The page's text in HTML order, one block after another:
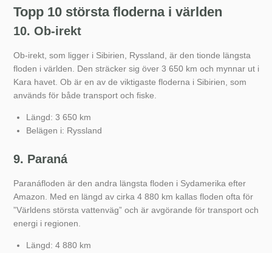
Topp 10 största floderna i världen
10. Ob-irekt
Ob-irekt, som ligger i Sibirien, Ryssland, är den tionde längsta
floden i världen. Den sträcker sig över 3 650 km och mynnar ut i
Kara havet. Ob är en av de viktigaste floderna i Sibirien, som
används för både transport och fiske.
Längd: 3 650 km
Belägen i: Ryssland
9. Paraná
Paranáfloden är den andra längsta floden i Sydamerika efter
Amazon. Med en längd av cirka 4 880 km kallas floden ofta för
”Världens största vattenväg” och är avgörande för transport och
energi i regionen.
Längd: 4 880 km